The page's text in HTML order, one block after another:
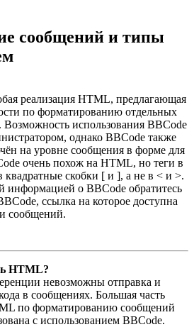
сообщений и типы
реализация HTML, предлагающая
по форматированию отдельных
Возможность использования BBCode
однако BBCode также
на уровне сообщения в форме для
очень похож на HTML, но теги в
квадратные скобки [ и ], а не в < и >.
информацией о BBCode обратитесь
ссылка на которое доступна
сообщений.
HTML?
невозможны отправка и
в сообщениях. Большая часть
по форматированию сообщений
с использованием BBCode.